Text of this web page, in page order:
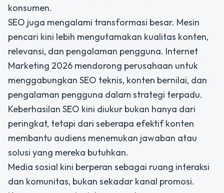
konsumen.
SEO juga mengalami transformasi besar. Mesin
pencari kini lebih mengutamakan kualitas konten,
relevansi, dan pengalaman pengguna. Internet
Marketing 2026 mendorong perusahaan untuk
menggabungkan SEO teknis, konten bernilai, dan
pengalaman pengguna dalam strategi terpadu.
Keberhasilan SEO kini diukur bukan hanya dari
peringkat, tetapi dari seberapa efektif konten
membantu audiens menemukan jawaban atau
solusi yang mereka butuhkan.
Media sosial kini berperan sebagai ruang interaksi
dan komunitas, bukan sekadar kanal promosi.